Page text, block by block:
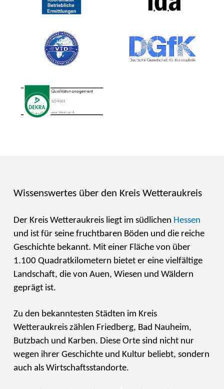
Wissenswertes über den Kreis Wetteraukreis
Der Kreis Wetteraukreis liegt im südlichen Hessen
und ist für seine fruchtbaren Böden und die reiche
Geschichte bekannt. Mit einer Fläche von über
1.100 Quadratkilometern bietet er eine vielfältige
Landschaft, die von Auen, Wiesen und Wäldern
geprägt ist.
Zu den bekanntesten Städten im Kreis
Wetteraukreis zählen Friedberg, Bad Nauheim,
Butzbach und Karben. Diese Orte sind nicht nur
wegen ihrer Geschichte und Kultur beliebt, sondern
auch als Wirtschaftsstandorte.